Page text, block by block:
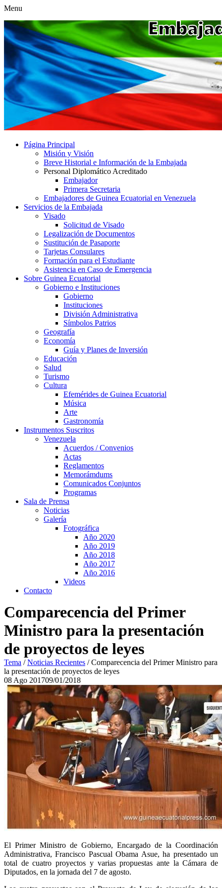
Menu
Página Principal
Misión y Visión
Breve Historial e Información de la Embajada
Personal Diplomático Acreditado
Embajador
Primera Secretaria
Embajadores de Guinea Ecuatorial en Venezuela
Servicios de la Embajada
Visado
Solicitud de Visado
Legalización de Documentos
Sustitución de Pasaporte
Tarjetas Consulares
Formación para el Estudiante
Asistencia en Caso de Emergencia
Sobre Guinea Ecuatorial
Gobierno e Instituciones
Gobierno
Instituciones
División Administrativa
Símbolos Patrios
Geografía
Economía
Guía y Planes de Inversión
Educación
Salud
Turismo
Cultura
Efemérides de Guinea Ecuatorial
Música
Arte
Gastronomía
Instrumentos Suscritos
Venezuela
Acuerdos / Convenios
Actas
Reglamentos
Memorámdums
Comunicados Conjuntos
Programas
Sala de Prensa
Noticias
Galería
Fotográfica
Año 2020
Año 2019
Año 2018
Año 2017
Año 2016
Videos
Contacto
Comparecencia del Primer
Ministro para la presentación
de proyectos de leyes
Tema /Noticias Recientes /Comparecencia del Primer Ministro para
la presentación de proyectos de leyes
08 Ago 201709/01/2018
El Primer Ministro de Gobierno, Encargado de la Coordinación
Administrativa, Francisco Pascual Obama Asue, ha presentado un
total de cuatro proyectos y varias propuestas ante la Cámara de
Diputados, en la jornada del 7 de agosto.